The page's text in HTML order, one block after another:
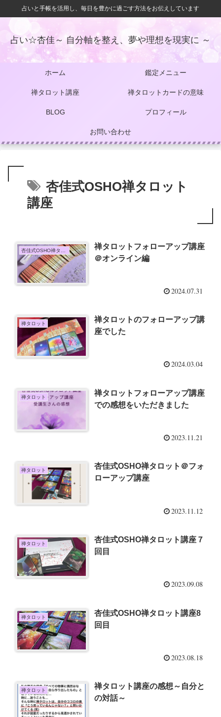
占いと手帳を活用し、毎日を豊かに過ごす方法をお伝えしています
占い☆杏佳～ 自分軸を整え、夢や理想を現実に ～
ホーム 鑑定メニュー
禅タロット講座 禅タロットカードの意味
BLOG プロフィール
お問い合わせ
杏佳式OSHO禅タロット
講座
禅タロットフォローアップ講座
＠オンライン編
2024.07.31
禅タロット
禅タロットのフォローアップ講
座でした
2024.03.04
禅タロット
禅タロットフォローアップ講座
での感想をいただきました
2023.11.21
禅タロット
杏佳式OSHO禅タロット＠フォ
ローアップ講座
2023.11.12
禅タロット
杏佳式OSHO禅タロット講座７
回目
2023.09.08
禅タロット
杏佳式OSHO禅タロット講座8
回目
2023.08.18
禅タロット
禅タロット講座の感想～自分と
の対話～